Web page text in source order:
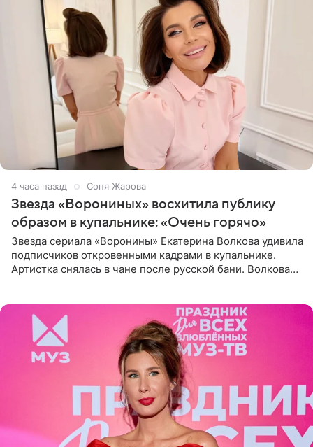
4 часа назад Соня Жарова
Звезда «Ворониных» восхитила публику
образом в купальнике: «Очень горячо»
Звезда сериала «Воронины» Екатерина Волкова удивила
подписчиков откровенными кадрами в купальнике.
Артистка снялась в чане после русской бани. Волкова